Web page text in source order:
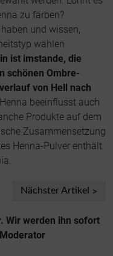
zu färben?
und wissen,
wählen
ist imstande, die
schönen Ombre-
von Hell nach
beeinflusst auch
Produkte auf dem
Zusammensetzung
Henna-Pulver enthält
Nächster Artikel
Wir werden ihn sofort